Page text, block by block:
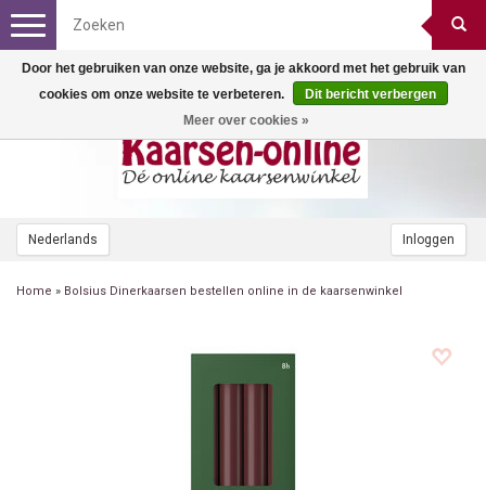
Nederlands Inloggen
Toggle
navigation
Home » Bolsius Dinerkaarsen bestellen online in de kaarsenwinkel
Door het gebruiken van onze website, ga je akkoord met het gebruik van
cookies om onze website te verbeteren.
Dit bericht verbergen
Meer over cookies »